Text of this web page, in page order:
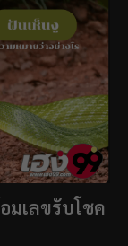
มเลขรับโชค